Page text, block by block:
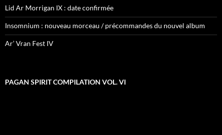
Lid Ar Morrigan IX : date confirmée
Insomnium : nouveau morceau / précommandes du nouvel album
Ar’ Vran Fest IV
PAGAN SPIRIT COMPILATION VOL. VI